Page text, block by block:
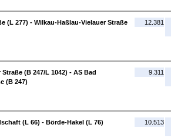
(L 277) - Wilkau-Haßlau-Vielauer Straße
12.381
(B 247/L 1042) - AS Bad
(B 247)
9.311
(L 66) - Börde-Hakel (L 76)
10.513